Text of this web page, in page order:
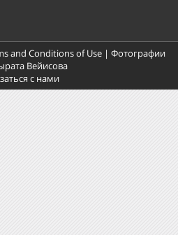
and Conditions of Use| Фотографии
Вейисова
с нами